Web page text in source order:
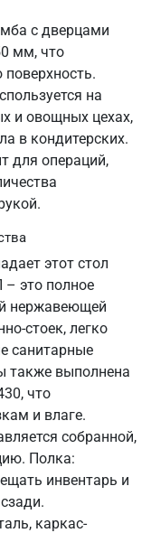
с дверцами
мм, что
на
и овощных цехах,
в кондитерских.
для операций,
этот стол
это полное
нержавеющей
стоек, легко
санитарные
также выполнена
что
и влаге.
собранной,
Полка:
инвентарь и
каркас-